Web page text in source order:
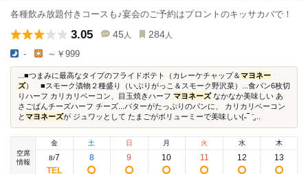
各種飲み放題付きコースも♪宴会のご予約はプロントのキッサカバで！
3.05 45 人 284 人
- ～￥999
...■つまみに最高なタイプのフライドポテト（カレーケチャップ＆マヨネー
ズ） ■スモーク漬物２種盛り（いぶりがっこ＆スモーク野沢菜）...食パン6枚切
りハーフ カリカリベーコン、目玉焼きハーフ マヨネーズなかなか美味しい あ
さごぱんチーズハーフ チーズ...バターがたっぷりのパンに、 カリカリベーコン
とマヨネーズが ジュワッとして たまごがボリューミーで美味しい(˶‾ ⁻̫...
空席
情報
金
8/7
土
8
日
9
月
10
火
11
水
12
木
13